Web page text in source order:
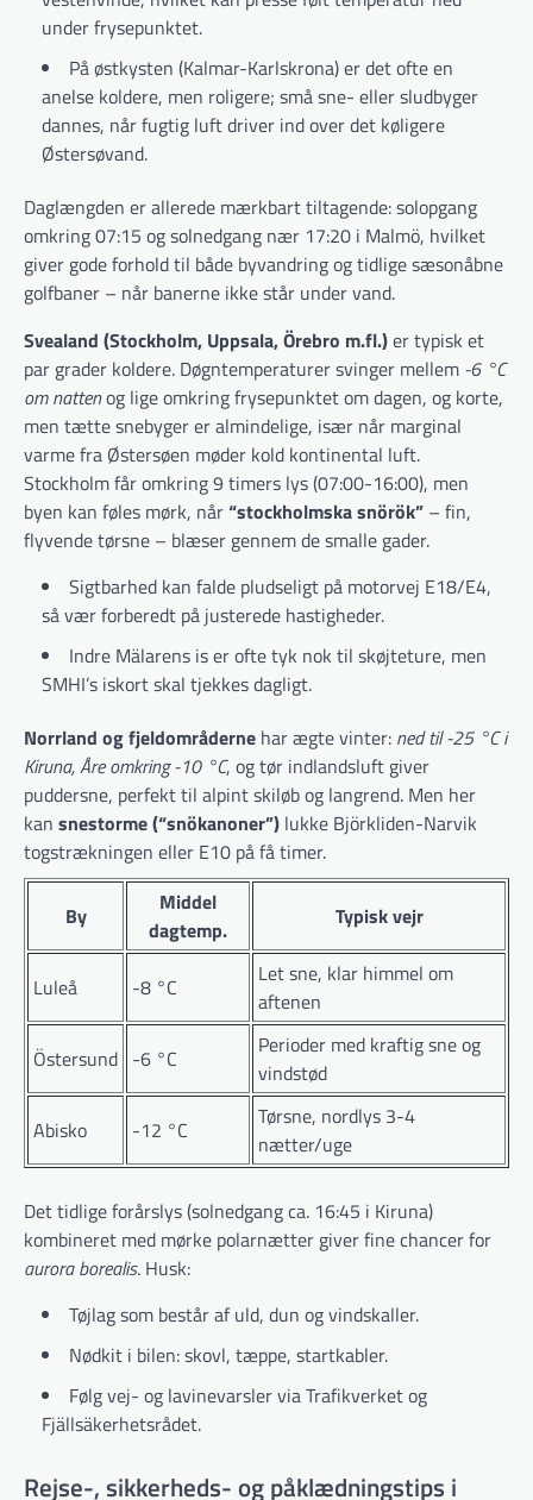
under frysepunktet.
På østkysten (Kalmar-Karlskrona) er det ofte en
anelse koldere, men roligere; små sne- eller sludbyger
dannes, når fugtig luft driver ind over det køligere
Østersøvand.
Daglængden er allerede mærkbart tiltagende: solopgang
omkring 07:15 og solnedgang nær 17:20 i Malmö, hvilket
giver gode forhold til både byvandring og tidlige sæsonåbne
golfbaner – når banerne ikke står under vand.
Svealand (Stockholm, Uppsala, Örebro m.fl.)er typisk et
par grader koldere. Døgntemperaturer svinger mellem -6 °C
om nattenog lige omkring frysepunktet om dagen, og korte,
men tætte snebyger er almindelige, især når marginal
varme fra Østersøen møder kold kontinental luft.
Stockholm får omkring 9 timers lys (07:00-16:00), men
byen kan føles mørk, når“stockholmska snörök” – fin,
flyvende tørsne – blæser gennem de smalle gader.
Sigtbarhed kan falde pludseligt på motorvej E18/E4,
så vær forberedt på justerede hastigheder.
Indre Mälarens is er ofte tyk nok til skøjteture, men
SMHI’s iskort skal tjekkes dagligt.
Norrland og fjeldområderne har ægte vinter: ned til -25 °C i
Kiruna, Åre omkring -10 °C, og tør indlandsluft giver
puddersne, perfekt til alpint skiløb og langrend. Men her
kan snestorme (“snökanoner”) lukke Björkliden-Narvik
togstrækningen eller E10 på få timer.
By
Middel
dagtemp.
Typisk vejr
Luleå -8 °C
Let sne, klar himmel om
aftenen
Östersund -6 °C
Perioder med kraftig sne og
vindstød
Abisko
-12 °C
Tørsne, nordlys 3-4
nætter/uge
Det tidlige forårslys (solnedgang ca. 16:45 i Kiruna)
kombineret med mørke polarnætter giver fine chancer for
aurora borealis. Husk:
Tøjlag som består af uld, dun og vindskaller.
Nødkit i bilen: skovl, tæppe, startkabler.
Følg vej- og lavinevarsler via Trafikverket og
Fjällsäkerhetsrådet.
Rejse-, sikkerheds- og påklædningstips i